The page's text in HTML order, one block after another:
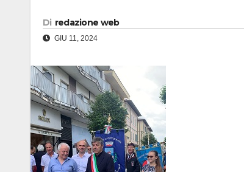
Di redazione web
GIU 11, 2024